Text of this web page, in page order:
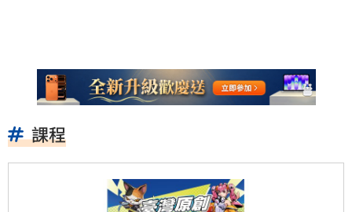
課程